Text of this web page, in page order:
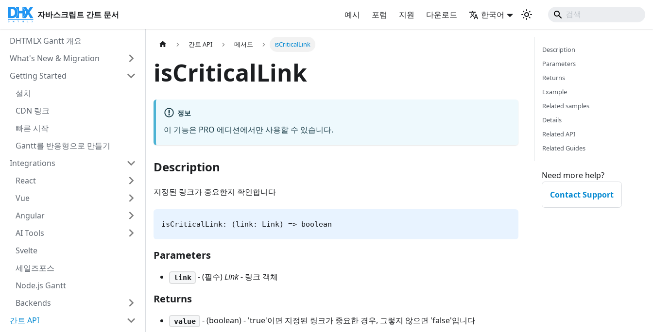
자바스크립트 간트 문서 예시 포럼 지원 다운로드 한국어
DHTMLX Gantt 개요
What's New & Migration
Getting Started
설치
CDN 링크
빠른 시작
Gantt를 반응형으로 만들기
Integrations
React
Vue
Angular
AI Tools
Svelte
세일즈포스
Node.js Gantt
Backends
간트 API
간트 API 메서드 isCriticalLink
isCriticalLink
정보
이 기능은 PRO 에디션에서만 사용할 수 있습니다.
Description
지정된 링크가 중요한지 확인합니다
isCriticalLink: (link: Link) => boolean
Parameters
link - (필수)Link- 링크 객체
Returns
value - (boolean) - 'true'이면 지정된 링크가 중요한 경우, 그렇지 않으면 'false'입니다
Description
Parameters
Returns
Example
Related samples
Details
Related API
Related Guides
Need more help?
Contact Support